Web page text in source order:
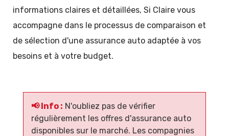
informations claires et détaillées, Si Claire vous
accompagne dans le processus de comparaison et
de sélection d'une assurance auto adaptée à vos
besoins et à votre budget.
📢 Info : N'oubliez pas de vérifier
régulièrement les offres d'assurance auto
disponibles sur le marché. Les compagnies